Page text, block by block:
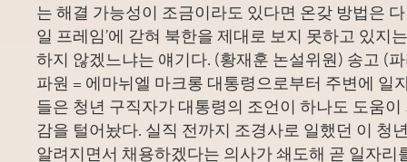
는 해결 가능성이 조금이라도 있다면 온갖 방법은
일 프레임’에 갇혀 북한을 제대로 보지 못하고 있지
하지 않겠느냐는 얘기다. (황재훈 논설위원) 송고 (
파원 = 에마뉘엘 마크롱 대통령으로부터 주변에 일
들은 청년 구직자가 대통령의 조언이 하나도 도움
감을 털어놨다. 실직 전까지 조경사로 일했던 이 청
알려지면서 채용하겠다는 의사가 쇄도해 곧 일자리